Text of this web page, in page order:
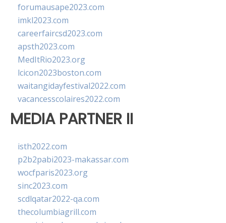
forumausape2023.com
imkl2023.com
careerfaircsd2023.com
apsth2023.com
MedItRio2023.org
lcicon2023boston.com
waitangidayfestival2022.com
vacancesscolaires2022.com
MEDIA PARTNER II
isth2022.com
p2b2pabi2023-makassar.com
wocfparis2023.org
sinc2023.com
scdlqatar2022-qa.com
thecolumbiagrill.com